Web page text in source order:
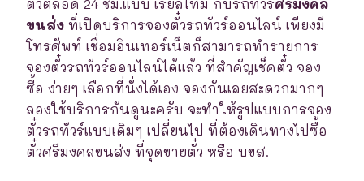
ขนส่ง ที่เปิดบริการจองตั๋วรถทัวร์ออนไลน์ เพียงมี
โทรศัพท์ เชื่อมอินเทอร์เน็ตก็สามารถทำรายการ
จองตั๋วรถทัวร์ออนไลน์ได้แล้ว ที่สำคัญเช็คตั๋ว จอง
ซื้อ ง่ายๆ เลือกที่นั่งได้เอง จองกันเลยสะดวกมากๆ
ลองใช้บริการกันดูนะครับ จะทำให้รูปแบบการจอง
ตั๋วรถทัวร์แบบเดิมๆ เปลี่ยนไป ที่ต้องเดินทางไปซื้อ
ตั๋วศรีมงคลขนส่ง ที่จุดขายตั๋ว หรือ บขส.